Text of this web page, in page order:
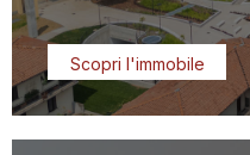
Scopri l'immobile